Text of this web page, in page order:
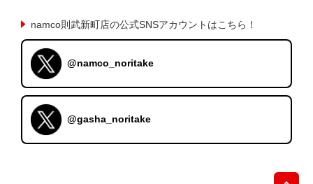
namco則武新町店の公式SNSアカウントはこちら！
@namco_noritake
@gasha_noritake